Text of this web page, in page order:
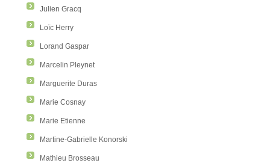
Julien Gracq
Loïc Herry
Lorand Gaspar
Marcelin Pleynet
Marguerite Duras
Marie Cosnay
Marie Etienne
Martine-Gabrielle Konorski
Mathieu Brosseau